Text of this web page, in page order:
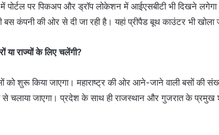
पर पिकअप और ड्रॉप लोकेशन में आईएसबीटी भी दिखने
कंपनी की ओर से दी जा रही है। यहां प्रीपैड बूथ काउंटर भी खोला
या राज्यों के लिए चलेंगी?
को शुरू किया जाएगा। महाराष्ट्र की ओर आने-जाने वाली बसों की
चलाया जाएगा। प्रदेश के साथ ही राजस्थान और गुजरात के